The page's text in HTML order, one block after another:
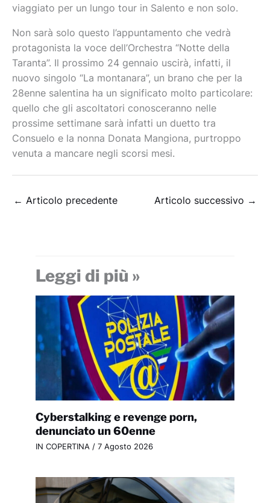
viaggiato per un lungo tour in Salento e non solo.
Non sarà solo questo l’appuntamento che vedrà
protagonista la voce dell’Orchestra “Notte della
Taranta”. Il prossimo 24 gennaio uscirà, infatti, il
nuovo singolo “La montanara”, un brano che per la
28enne salentina ha un significato molto particolare:
quello che gli ascoltatori conosceranno nelle
prossime settimane sarà infatti un duetto tra
Consuelo e la nonna Donata Mangiona, purtroppo
venuta a mancare negli scorsi mesi.
← Articolo precedente Articolo successivo →
Leggi di più »
Cyberstalking e revenge porn,
denunciato un 60enne
IN COPERTINA/ 7 Agosto 2026